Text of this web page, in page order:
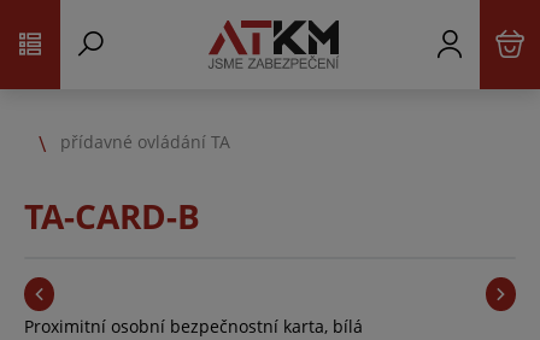
přídavné ovládání TA
TA-CARD-B
Proximitní osobní bezpečnostní karta, bílá